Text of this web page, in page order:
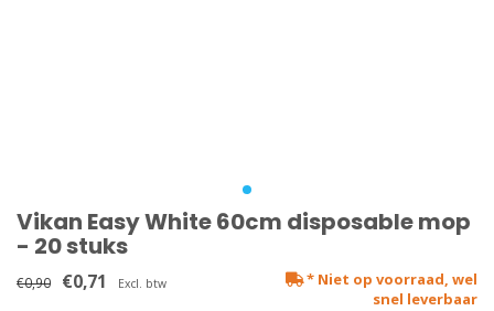
Vikan Easy White 60cm disposable mop
- 20 stuks
€0,90 €0,71 Excl. btw
* Niet op voorraad, wel
snel leverbaar